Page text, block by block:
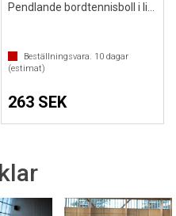
Beställningsvara. 10dagar
(estimat)
263 SEK